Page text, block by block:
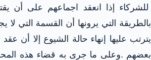
للشركاء إذا انعقد اجماعهم على أن
بالطريقة التي يرونها أن القسمة التي لا
يترتب عليها إنهاء حالة الشيوع إلا أن
بعضهم .وعلى ما جرى به قضاء هذه